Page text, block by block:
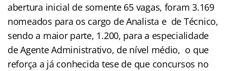
abertura inicial de somente 65 vagas, foram 3.169
nomeados para os cargo de Analista e de Técnico,
sendo a maior parte, 1.200, para a especialidade
de Agente Administrativo, de nível médio, o que
reforça a já conhecida tese de que concursos no